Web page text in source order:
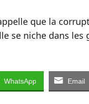
que la
se niche dans
WhatsApp Email